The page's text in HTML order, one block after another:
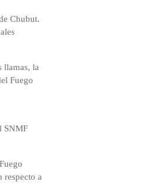
Chubut.
llamas, la
Fuego
SNMF
respecto a